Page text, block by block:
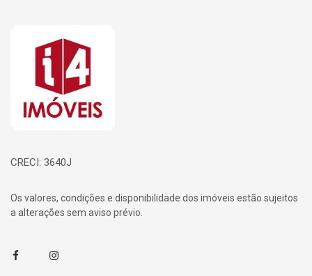
Página inicial
CRECI: 3640J
Os valores, condições e disponibilidade dos imóveis estão sujeitos
a alterações sem aviso prévio.
FacebookInstagram